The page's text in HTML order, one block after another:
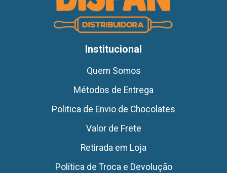
Institucional
Quem Somos
Métodos de Entrega
Politica de Envio de Chocolates
Valor de Frete
Retirada em Loja
Política de Troca e Devolução